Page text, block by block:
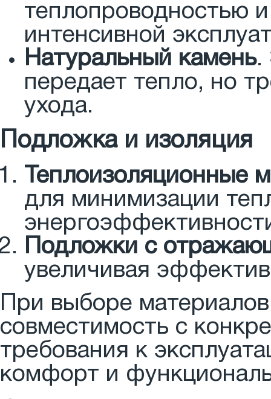
теплопроводностью
интенсивной
Натуральный камень.
передает тепло, но
ухода.
Подложка и изоляция
Теплоизоляционные
для минимизации
Подложки с
увеличивая
При выборе
совместимость с
требования к
комфорт и